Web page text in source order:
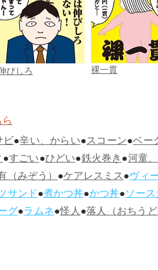
びしろ 裸一貫
ビ●辛い、からい●スコーン●ベー
●すごい●ひどい●鉄火巻き●河童
（みぞう）●ケアレスミス●ヴィ
サンド●煮かつ丼●かつ丼●ソー
グ●ラムネ●怪人●落人（おちう